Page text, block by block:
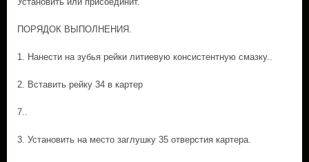
ПОРЯДОК ВЫПОЛНЕНИЯ.
1. Нанести на зубья рейки литиевую консистентную смазку..
2. Вставить рейку 34 в картер
7..
3. Установить на место заглушку 35 отверстия картера.